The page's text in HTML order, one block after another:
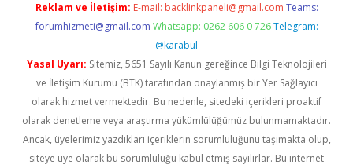
Reklam ve İletişim: E-mail: backlinkpaneli@gmail.com Teams:
forumhizmeti@gmail.com Whatsapp: 0262 606 0 726 Telegram:
@karabul
Yasal Uyarı: Sitemiz, 5651 Sayılı Kanun gereğince Bilgi Teknolojileri
ve İletişim Kurumu (BTK) tarafından onaylanmış bir Yer Sağlayıcı
olarak hizmet vermektedir. Bu nedenle, sitedeki içerikleri proaktif
olarak denetleme veya araştırma yükümlülüğümüz bulunmamaktadır.
Ancak, üyelerimiz yazdıkları içeriklerin sorumluluğunu taşımakta olup,
siteye üye olarak bu sorumluluğu kabul etmiş sayılırlar. Bu internet